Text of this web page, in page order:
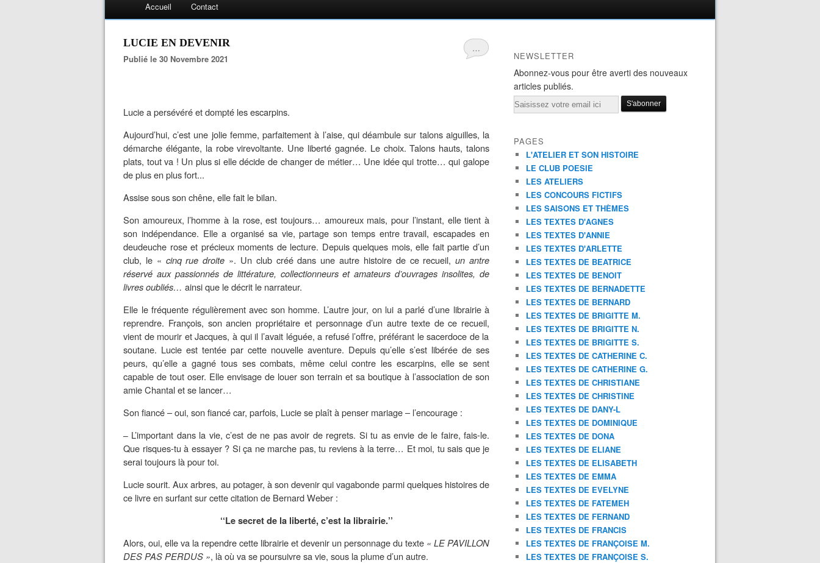
Accueil Contact
…
LUCIE EN DEVENIR
Publié le 30 Novembre 2021
Lucie a persévéré et dompté les escarpins.
Aujourd’hui, c’est une jolie femme, parfaitement à l’aise, qui déambule sur talons aiguilles, la
démarche élégante, la robe virevoltante. Une liberté gagnée. Le choix. Talons hauts, talons
plats, tout va ! Un plus si elle décide de changer de métier… Une idée qui trotte… qui galope
de plus en plus fort...
Assise sous son chêne, elle fait le bilan.
Son amoureux, l’homme à la rose, est toujours… amoureux mais,pour l’instant, elle tient à
son indépendance. Elle a organisé sa vie, partage son temps entre travail, escapades en
deudeuche rose et précieux moments de lecture. Depuis quelques mois, elle fait partie d’un
club, le « cinq rue droite ». Un club créé dans uneautre histoire de ce recueil,un antre
réservé aux passionnés de littérature, collectionneurs et amateurs d’ouvrages insolites, de
livres oubliés… ainsi que le décrit le narrateur.
Elle le fréquente régulièrementavec son homme. L’autre jour, on lui a parlé d’une librairie à
reprendre. François, son ancien propriétaire et personnage d’un autre texte de ce recueil,
vient de mourir et Jacques, à qui il l’avait léguée, a refusé l’offre, préférant le sacerdoce de la
soutane. Lucie est tentée par cette nouvelle aventure. Depuis qu’elle s’est libérée de ses
peurs, qu’elle a gagné tous ses combats, même celui contre les escarpins, elle se sent
capable de tout oser. Elle envisage de louer son terrain et sa boutique à l’association de son
amie Chantal etse lancer…
Son fiancé – oui, son fiancé car, parfois, Lucie se plaît à penser mariage – l’encourage :
– L’important dans la vie, c’est de ne pas avoir de regrets. Si tu as envie de le faire, fais-le.
Que risques-tu à essayer ? Si ça ne marche pas, tu reviens à la terre… Et moi, tu sais que je
serai toujours là pour toi.
Lucie sourit. Aux arbres, au potager, à son devenir qui vagabonde parmiquelqueshistoires de
ce livre en surfantsur cette citation de Bernard Weber :
‘‘Le secret de la liberté, c’est la librairie.’’
Alors, oui, elle va la rependre cette librairie et devenir un personnage du texte « LE PAVILLON
DES PAS PERDUS », là où va se poursuivre sa vie, sous la plume d’un autre.
NEWSLETTER
Abonnez-vous pour être averti des nouveaux
articles publiés.
Email
PAGES
L'ATELIER ET SON HISTOIRE
LE CLUB POESIE
LES ATELIERS
LES CONCOURS FICTIFS
LES SAISONS ET THÈMES
LES TEXTES D'AGNES
LES TEXTES D'ANNIE
LES TEXTES D'ARLETTE
LES TEXTES DE BEATRICE
LES TEXTES DE BENOIT
LES TEXTES DE BERNADETTE
LES TEXTES DE BERNARD
LES TEXTES DE BRIGITTE M.
LES TEXTES DE BRIGITTE N.
LES TEXTES DE BRIGITTE S.
LES TEXTES DE CATHERINE C.
LES TEXTES DE CATHERINE G.
LES TEXTES DE CHRISTIANE
LES TEXTES DE CHRISTINE
LES TEXTES DE DANY-L
LES TEXTES DE DOMINIQUE
LES TEXTES DE DONA
LES TEXTES DE ELIANE
LES TEXTES DE ELISABETH
LES TEXTES DE EMMA
LES TEXTES DE EVELYNE
LES TEXTES DE FATEMEH
LES TEXTES DE FERNAND
LES TEXTES DE FRANCIS
LES TEXTES DE FRANÇOISE M.
LES TEXTES DE FRANÇOISE S.